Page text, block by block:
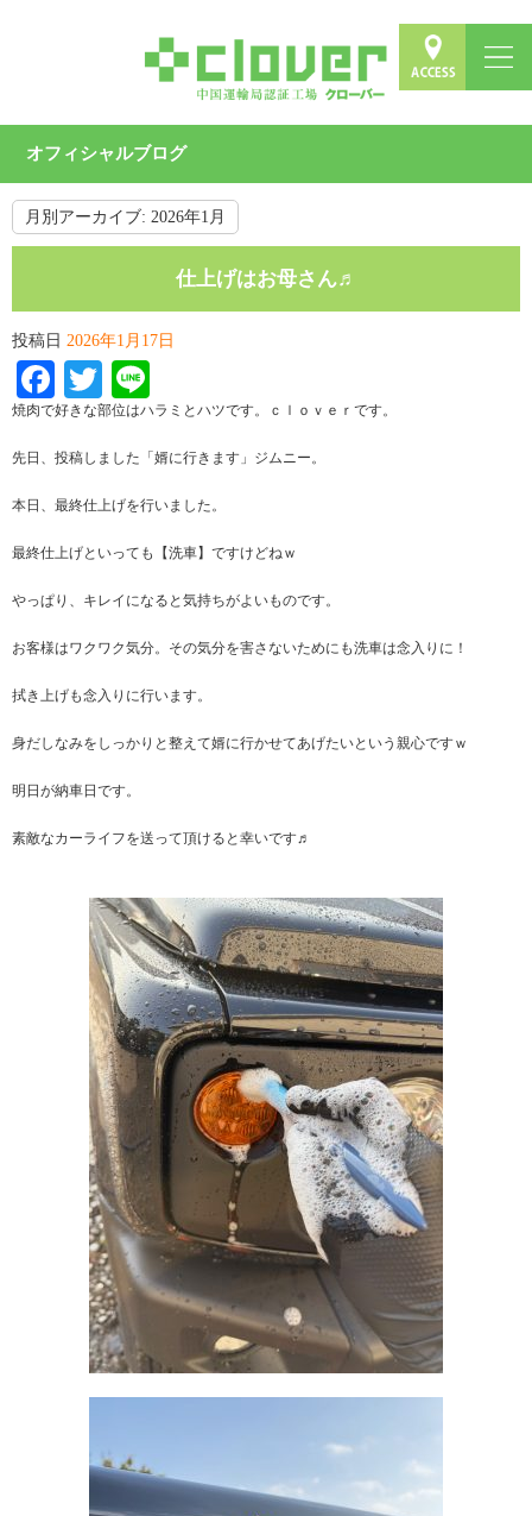
オフィシャルブログ
月別アーカイブ: 2026年1月
仕上げはお母さん♬
投稿日 2026年1月17日
Facebook
Twitter
焼肉で好きな部位はハラミとハツです。ｃｌｏｖｅｒです。
先日、投稿しました「婿に行きます」ジムニー。
本日、最終仕上げを行いました。
最終仕上げといっても【洗車】ですけどねｗ
やっぱり、キレイになると気持ちがよいものです。
お客様はワクワク気分。その気分を害さないためにも洗車は念入りに！
拭き上げも念入りに行います。
身だしなみをしっかりと整えて婿に行かせてあげたいという親心ですｗ
明日が納車日です。
素敵なカーライフを送って頂けると幸いです♬